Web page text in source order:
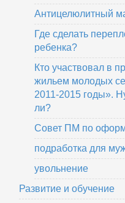
Антицелюлитный
Где сделать
ребенка?
Кто участвовал в
жильем молодых
2011-2015 годы».
ли?
Совет ПМ по
подработка для
увольнение
Развитие и обучение